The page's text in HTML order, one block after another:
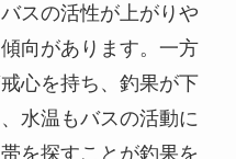
スの活性が上がりや
向があります。一方
心を持ち、釣果が下
水温もバスの活動に
を探すことが釣果を